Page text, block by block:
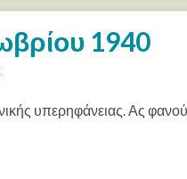
1940
υπερηφάνειας. Ας